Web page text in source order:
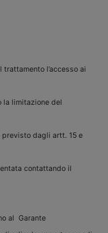
l’accesso ai
la limitazione del
dagli artt. 15 e
contattando il
al Garante